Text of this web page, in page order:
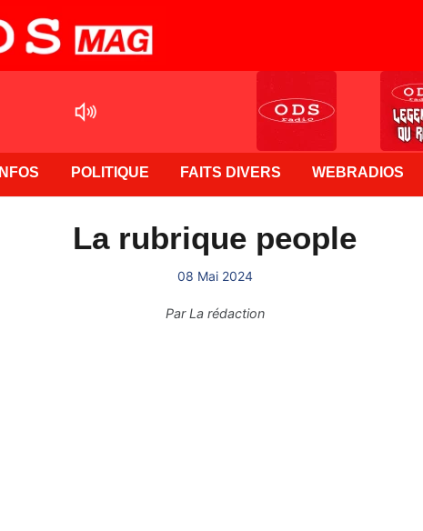
INFOS POLITIQUE FAITS DIVERS WEBRADIOS
La rubrique people
08 Mai 2024
ParLa rédaction